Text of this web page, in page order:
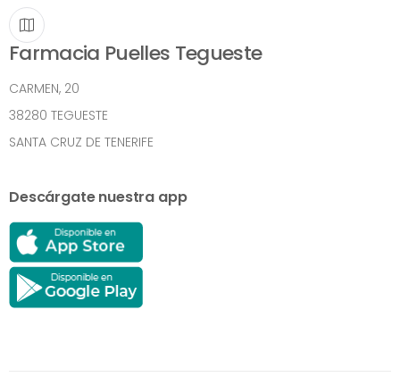
Farmacia Puelles Tegueste
CARMEN, 20
38280 TEGUESTE
SANTA CRUZ DE TENERIFE
Descárgate nuestra app